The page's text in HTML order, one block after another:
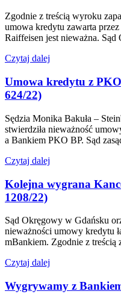
Zgodnie z treścią wyroku
umowa kredytu zawarta
Raiffeisen jest nieważna. Sąd
Czytaj dalej
Umowa kredytu z
624/22)
Sędzia Monika Bakuła –
stwierdziła nieważność
a Bankiem PKO BP. Sąd
Czytaj dalej
Kolejna wygrana
1208/22)
Sąd Okręgowy w Gdańsku
nieważności umowy kredytu
mBankiem. Zgodnie z treścią
Czytaj dalej
Wygrywamy z